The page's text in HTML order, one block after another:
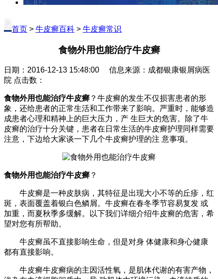
首页 > 牛皮癣百科 > 牛皮癣常识
食物外用也能治疗牛皮癣
日期：2016-12-13 15:48:00 信息来源：成都银康银屑病医
院 点击数：
食物外用也能治疗牛皮癣 ？牛皮癣的发生不仅损害患者的形
象，还给患者的正常生活和工作带来了影响。严重时，能够造
成患者心理和精神上的巨大压力，产 生巨大的危害。除了牛
皮癣的治疗十分关键，患者在日常生活的牛皮癣护理同样需要
注意，下边给大家谈一下几个牛皮癣护理的注 意事项。
食物外用也能治疗牛皮癣 ？
牛皮癣是一种皮肤病，其特征是出现大小不等的丘疹，红
斑，表面覆盖着银白色鳞屑。牛皮癣在春冬季节容易复发 或
加重，而夏秋季多缓解。以下我们详细介绍牛皮癣的危害，希
望对您有所帮助。
牛皮癣虽不直接影响生命，但是对身 体健康和身心健康
都有直接影响。
牛皮癣牛皮癣病的主因活性氧，是肌体代谢的有害产物，